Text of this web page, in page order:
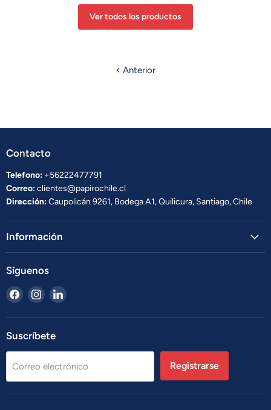
Ver todos los productos
Anterior
Contacto
Telefono: +56222477791
Correo:clientes@papirochile.cl
Dirección:Caupolicán 9261, Bodega A1, Quilicura, Santiago, Chile
Información
Síguenos
Encuéntrenos
en
Facebook
Encuéntrenos
en
Instagram
Encuéntrenos
LinkedIn
Suscríbete
Correo electrónico Registrarse